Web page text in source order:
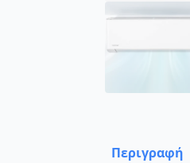
Περιγραφή